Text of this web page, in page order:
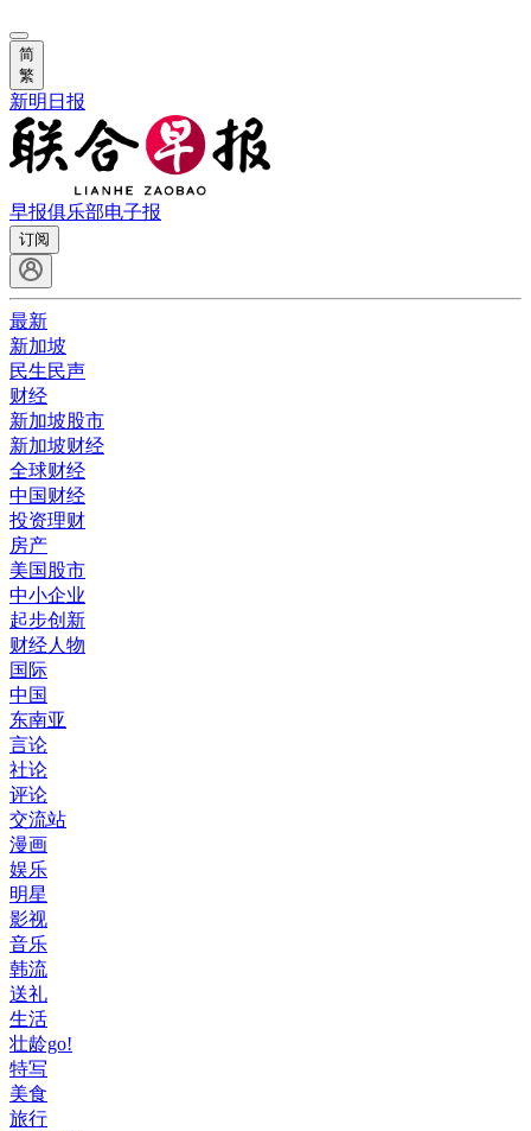
简
繁
新明日报
早报俱乐部电子报
订阅
最新
新加坡
民生民声
财经
新加坡股市
新加坡财经
全球财经
中国财经
投资理财
房产
美国股市
中小企业
起步创新
财经人物
国际
中国
东南亚
言论
社论
评论
交流站
漫画
娱乐
明星
影视
音乐
韩流
送礼
生活
壮龄go!
特写
美食
旅行